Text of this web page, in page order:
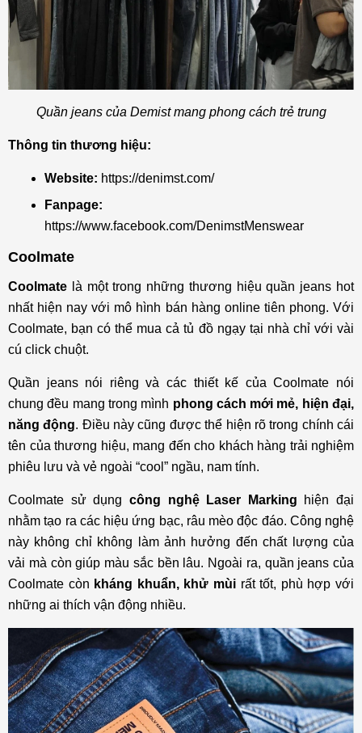
Quần jeans của Demist mang phong cách trẻ trung
Thông tin thương hiệu:
Website: https://denimst.com/
Fanpage:
https://www.facebook.com/DenimstMenswear
Coolmate
Coolmate là một trong những thương hiệu quần jeans hot
nhất hiện nay với mô hình bán hàng online tiên phong. Với
Coolmate, bạn có thể mua cả tủ đồ ngạy tại nhà chỉ với vài
cú click chuột.
Quần jeans nói riêng và các thiết kế của Coolmate nói
chung đều mang trong mình phong cách mới mẻ, hiện đại,
năng động. Điều này cũng được thể hiện rõ trong chính cái
tên của thương hiệu, mang đến cho khách hàng trải nghiệm
phiêu lưu và vẻ ngoài “cool” ngầu, nam tính.
Coolmate sử dụng công nghệ Laser Marking hiện đại
nhằm tạo ra các hiệu ứng bạc, râu mèo độc đáo. Công nghệ
này không chỉ không làm ảnh hưởng đến chất lượng của
vải mà còn giúp màu sắc bền lâu. Ngoài ra, quần jeans của
Coolmate còn kháng khuẩn, khử mùi rất tốt, phù hợp với
những ai thích vận động nhiều.